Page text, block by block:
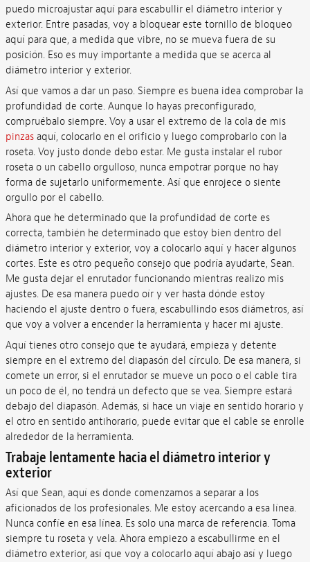
puedo microajustar aquí para escabullir el diámetro interior y
exterior. Entre pasadas, voy a bloquear este tornillo de bloqueo
aquí para que, a medida que vibre, no se mueva fuera de su
posición. Eso es muy importante a medida que se acerca al
diámetro interior y exterior.
Así que vamos a dar un paso. Siempre es buena idea comprobar la
profundidad de corte. Aunque lo hayas preconfigurado,
compruébalo siempre. Voy a usar el extremo de la cola de mis
pinzasaquí, colocarlo en el orificio y luego comprobarlo con la
roseta. Voy justo donde debo estar. Me gusta instalar el rubor
roseta o un cabello orgulloso, nunca empotrar porque no hay
forma de sujetarlo uniformemente. Así que enrojece o siente
orgullo por el cabello.
Ahora que he determinado que la profundidad de corte es
correcta, también he determinado que estoy bien dentro del
diámetro interior y exterior, voy a colocarlo aquí y hacer algunos
cortes. Este es otro pequeño consejo que podría ayudarte, Sean.
Me gusta dejar el enrutador funcionando mientras realizo mis
ajustes. De esa manera puedo oír y ver hasta dónde estoy
haciendo el ajuste dentro o fuera, escabullindo esos diámetros, así
que voy a volver a encender la herramienta y hacer mi ajuste.
Aquí tienes otro consejo que te ayudará, empieza y detente
siempre en el extremo del diapasón del círculo. De esa manera, si
comete un error, si el enrutador se mueve un poco o el cable tira
un poco de él, no tendrá un defecto que se vea. Siempre estará
debajo del diapasón. Además, si hace un viaje en sentido horario y
el otro en sentido antihorario, puede evitar que el cable se enrolle
alrededor de la herramienta.
Trabaje lentamente hacia el diámetro interior y
exterior
Así que Sean, aquí es donde comenzamos a separar a los
aficionados de los profesionales. Me estoy acercando a esa línea.
Nunca confíe en esa línea. Es solo una marca de referencia. Toma
siempre tu roseta y vela. Ahora empiezo a escabullirme en el
diámetro exterior, así que voy a colocarlo aquí abajo así y luego